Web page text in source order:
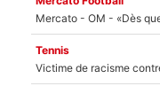
Tennis